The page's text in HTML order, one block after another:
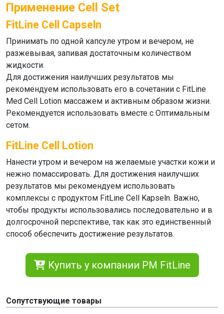
Применение Cell Set
FitLine Cell Capseln
Принимать по одной капсуле утром и вечером, не
разжевывая, запивая достаточным количеством
жидкости.
Для достижения наилучших результатов мы
рекомендуем использовать его в сочетании с FitLine
Med Cell Lotion массажем и активным образом жизни.
Рекомендуется использовать вместе с Оптимальным
сетом.
FitLine Cell Lotion
Нанести утром и вечером на желаемые участки кожи и
нежно помассировать. Для достижения наилучших
результатов мы рекомендуем использовать
комплексы с продуктом FitLine Cell Kapseln. Важно,
чтобы продукты использовались последовательно и в
долгосрочной перспективе, так как это единственный
способ обеспечить достижение результатов.
Купить у компании PM FitLine
Сопутствующие товары